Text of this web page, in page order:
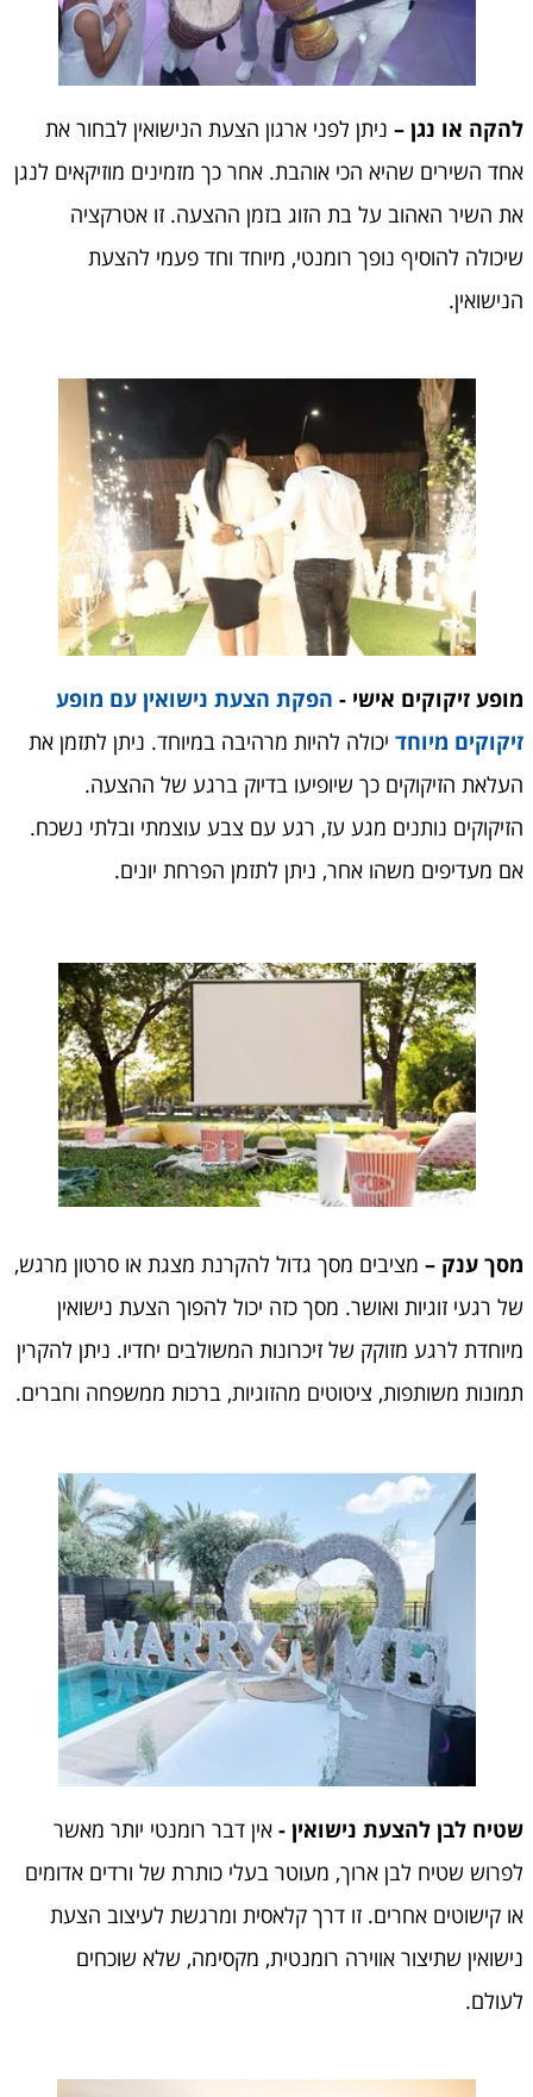
להקה או נגן – ניתן לפני ארגון הצעת הנישואין לבחור את
אחד השירים שהיא הכי אוהבת. אחר כך מזמינים מוזיקאים לנגן
את השיר האהוב על בת הזוג בזמן ההצעה. זו אטרקציה
שיכולה להוסיף נופך רומנטי, מיוחד וחד פעמי להצעת
הנישואין.
מופע זיקוקים אישי - הפקת הצעת נישואין עם מופע
זיקוקים מיוחד יכולה להיות מרהיבה במיוחד. ניתן לתזמן את
העלאת הזיקוקים כך שיופיעו בדיוק ברגע של ההצעה.
הזיקוקים נותנים מגע עז, רגע עם צבע עוצמתי ובלתי נשכח.
אם מעדיפים משהו אחר, ניתן לתזמן הפרחת יונים.
מסך ענק – מציבים מסך גדול להקרנת מצגת או סרטון מרגש,
של רגעי זוגיות ואושר. מסך כזה יכול להפוך הצעת נישואין
מיוחדת לרגע מזוקק של זיכרונות המשולבים יחדיו. ניתן להקרין
תמונות משותפות, ציטוטים מהזוגיות, ברכות ממשפחה וחברים.
שטיח לבן להצעת נישואין - אין דבר רומנטי יותר מאשר
לפרוש שטיח לבן ארוך, מעוטר בעלי כותרת של ורדים אדומים
או קישוטים אחרים. זו דרך קלאסית ומרגשת לעיצוב הצעת
נישואין שתיצור אווירה רומנטית, מקסימה, שלא שוכחים
לעולם.